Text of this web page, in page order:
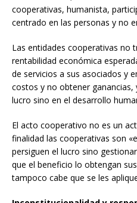
cooperativas, humanista,
centrado en las personas y no
Las entidades cooperativas no
rentabilidad económica
de servicios a sus asociados y
costos y no obtener ganancias,
lucro sino en el desarrollo
El acto cooperativo no es un
finalidad las cooperativas son
persiguen el lucro sino
que el beneficio lo obtengan
tampoco cabe que se les